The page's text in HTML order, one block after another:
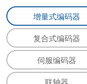
增量式编码器
复合式编码器
伺服编码器